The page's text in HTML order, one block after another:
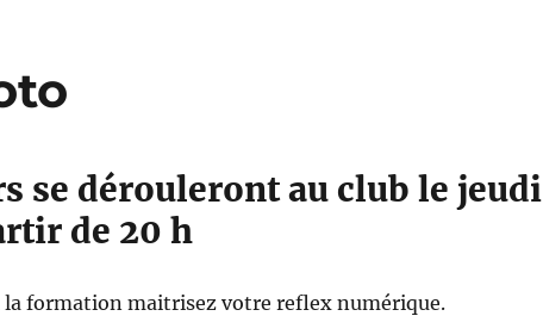
se dérouleront au club le jeudi
de 20 h
formation maitrisez votre reflex numérique.